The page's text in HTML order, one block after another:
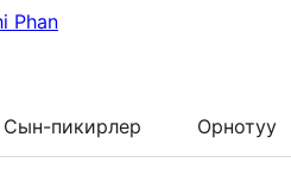
Phan
Сын-пикирлер Орнотуу